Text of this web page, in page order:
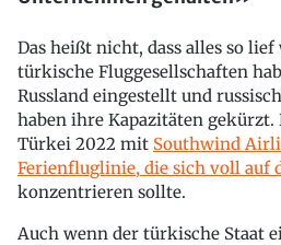
Das heißt nicht, dass alles so
türkische Fluggesellschaften
Russland eingestellt und
haben ihre Kapazitäten gekürzt.
Türkei 2022 mit Southwind
Ferienfluglinie, die sich voll auf
konzentrieren sollte.
Auch wenn der türkische Staat